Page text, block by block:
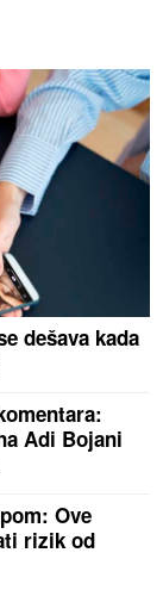
dešava kada
Adi Bojani
Ove
rizik od